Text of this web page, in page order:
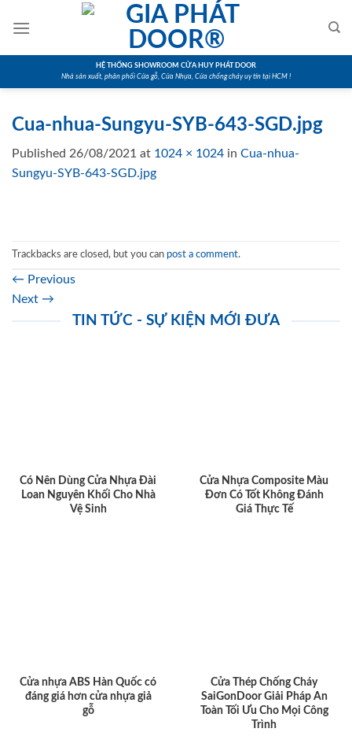
HỆ THỐNG SHOWROOM CỬA HUY PHÁT DOOR
Nhà sản xuất, phân phối Cửa gỗ, Cửa Nhựa, Cửa chống cháy uy tín tại HCM !
Cua-nhua-Sungyu-SYB-643-SGD.jpg
Published 26/08/2021 at 1024 × 1024 in Cua-nhua-
Sungyu-SYB-643-SGD.jpg
Trackbacks are closed, but you can post a comment.
← Previous
Next →
TIN TỨC - SỰ KIỆN MỚI ĐƯA
Có Nên Dùng Cửa Nhựa Đài
Loan Nguyên Khối Cho Nhà
Vệ Sinh
Cửa Nhựa Composite Màu
Đơn Có Tốt Không Đánh
Giá Thực Tế
Cửa nhựa ABS Hàn Quốc có
đáng giá hơn cửa nhựa giả
gỗ
Cửa Thép Chống Cháy
SaiGonDoor Giải Pháp An
Toàn Tối Ưu Cho Mọi Công
Trình